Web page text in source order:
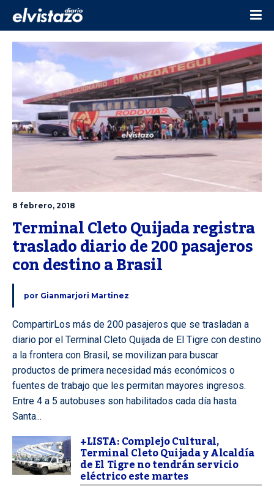
8 febrero, 2018
Terminal Cleto Quijada registra
traslado diario de 200 pasajeros
con destino a Brasil
por Gianmarjori Martinez
CompartirLos más de 200 pasajeros que se trasladan a
diario por el Terminal Cleto Quijada de El Tigre con destino
a la frontera con Brasil, se movilizan para buscar
productos de primera necesidad más económicos o
fuentes de trabajo que les permitan mayores ingresos.
Entre 4 a 5 autobuses son habilitados cada día hasta
Santa...
+LISTA: Complejo Cultural,
Terminal Cleto Quijada y Alcaldía
de El Tigre no tendrán servicio
eléctrico este martes